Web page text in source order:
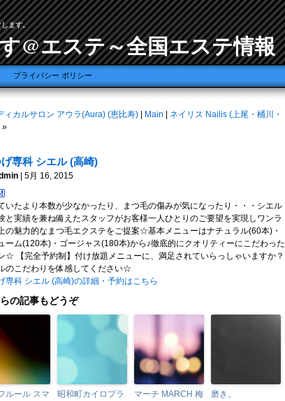
ます。
@エステ～全国エステ情報
プライバシー ポリシー
ィカルサロン アウラ(Aura) (恵比寿) Main
ネイリス Nailis (上尾・桶川・
»
げ専科 シエル (高崎)
| 5月 16, 2015
いたより本数が少なかったり、まつ毛の傷みが気になったり・・・シエル
と実績を兼ね備えたスタッフがお客様一人ひとりのご要望を実現しワンラ
の魅力的なまつ毛エクステをご提案☆基本メニューはナチュラル(60本)・
ーム(120本)・ゴージャス(180本)から♪徹底的にクオリティーにこだわった
☆ 【完全予約制】付け放題メニューに、満足されていらっしゃいますか？
のこだわりを体感してください☆
専科 シエル (高崎)の詳細・予約はこちら
の記事もどうぞ
ルール スマ
昭和町カイロプラ
マーチ MARCH 梅
磨き。